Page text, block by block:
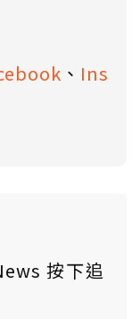
、 Ins
按下追